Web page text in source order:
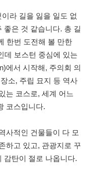
라 길을 잃을 일도 없
좋은 것 같습니다. 총 길
한번 도전해 볼 만한
데 보스턴 중심에 있는
에서 시작해, 주의회 의
소, 주립 묘지 등 역사
는 코스로, 세계 어느
코스입니다.
사적인 건물들이 다 모
하고 있고, 관광지로 꾸
감탄이 절로 나옵니다.